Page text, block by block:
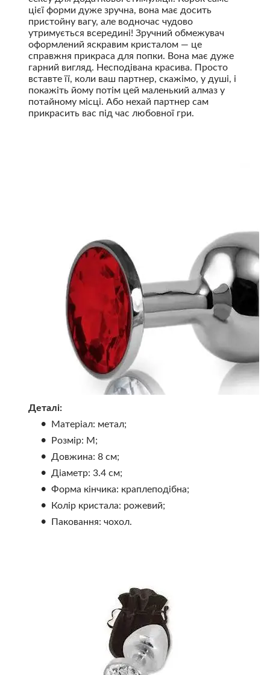
цієї форми дуже зручна, вона має досить
пристойну вагу, але водночас чудово
утримується всередині! Зручний обмежувач
оформлений яскравим кристалом — це
справжня прикраса для попки. Вона має дуже
гарний вигляд. Несподівана красива. Просто
вставте її, коли ваш партнер, скажімо, у душі, і
покажіть йому потім цей маленький алмаз у
потайному місці. Або нехай партнер сам
прикрасить вас під час любовної гри.
Деталі:
Матеріал: метал;
Розмір: M;
Довжина: 8 см;
Діаметр: 3.4 см;
Форма кінчика: краплеподібна;
Колір кристала: рожевий;
Паковання: чохол.